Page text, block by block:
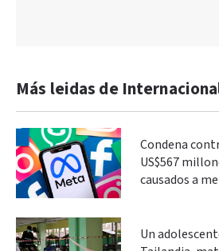
Más leidas de
Condena
US$567
causados a
Un